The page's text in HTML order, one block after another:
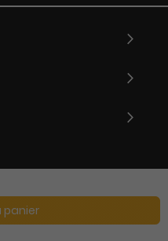
panier - Fnac 2026.